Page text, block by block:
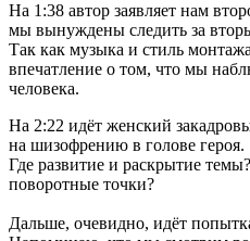
На 1:38 автор заявляет нам
мы вынуждены следить за
Так как музыка и стиль
впечатление о том, что мы
человека.
На 2:22 идёт женский
на шизофрению в голове героя.
Где развитие и раскрытие
поворотные точки?
Дальше, очевидно, идёт